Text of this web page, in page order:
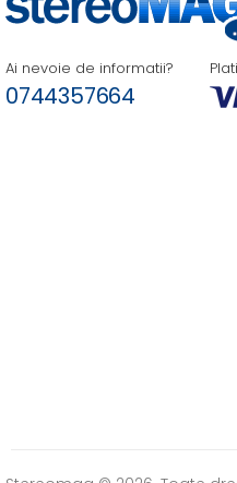
Ai nevoie de informatii?
0744357664